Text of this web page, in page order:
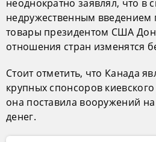
неоднократно заявлял, что в
недружественным введением
товары президентом США
отношения стран изменятся
Стоит отметить, что Канада
крупных спонсоров
она поставила вооружений
денег.